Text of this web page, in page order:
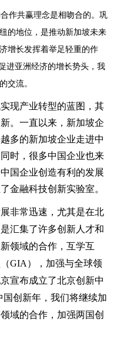
作共赢理念是相吻合的。巩
的地位，是推动新加坡未来
增长发挥着举足轻重的作
进亚洲经济的增长势头，我
交流。
现产业转型的蓝图，其
。一直以来，新加坡企
多的新加坡企业走进中
时，很多中国企业也来
国企业创造有利的发展
金融科技创新实验室。
非常迅速，尤其是在北
汇集了许多创新人才和
领域的合作，互学互
GIA），加强与全球领
宣布成立了北京创新中
创新年，我们将继续加
域的合作，加强两国创